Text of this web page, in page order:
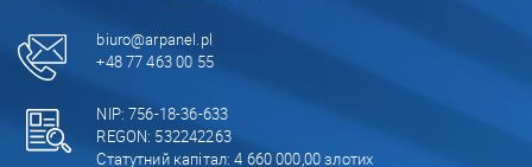
biuro@arpanel.pl
+48 77 463 00 55
NIP: 756-18-36-633
REGON: 532242263
Статутний капітал: 4 660 000,00 злотих